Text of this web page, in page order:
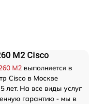
M2 Cisco
M2 выполняется в
Cisco в Москве
лет. На все виды услуг
гарантию - мы в